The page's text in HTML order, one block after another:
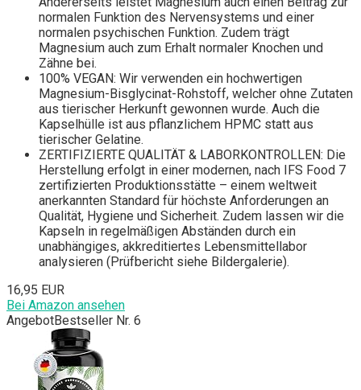
normalen Funktion des Nervensystems und einer
normalen psychischen Funktion. Zudem trägt
Magnesium auch zum Erhalt normaler Knochen und
Zähne bei.
100% VEGAN: Wir verwenden ein hochwertigen
Magnesium-Bisglycinat-Rohstoff, welcher ohne Zutaten
aus tierischer Herkunft gewonnen wurde. Auch die
Kapselhülle ist aus pflanzlichem HPMC statt aus
tierischer Gelatine.
ZERTIFIZIERTE QUALITÄT & LABORKONTROLLEN: Die
Herstellung erfolgt in einer modernen, nach IFS Food 7
zertifizierten Produktionsstätte – einem weltweit
anerkannten Standard für höchste Anforderungen an
Qualität, Hygiene und Sicherheit. Zudem lassen wir die
Kapseln in regelmäßigen Abständen durch ein
unabhängiges, akkreditiertes Lebensmittellabor
analysieren (Prüfbericht siehe Bildergalerie).
16,95 EUR
Bei Amazon ansehen
AngebotBestseller Nr. 6